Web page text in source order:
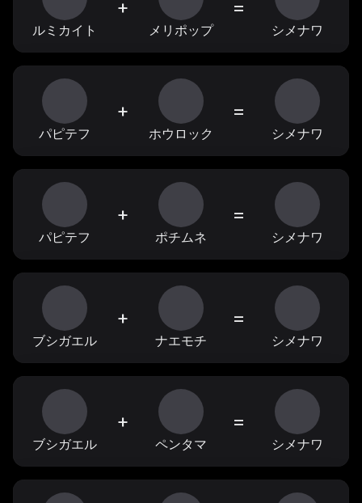
ルミカイト
+
メリポップ
=
シメナワ
パピテフ
+
ホウロック
=
シメナワ
パピテフ
+
ポチムネ
=
シメナワ
ブシガエル
+
ナエモチ
=
シメナワ
ブシガエル
+
ペンタマ
=
シメナワ